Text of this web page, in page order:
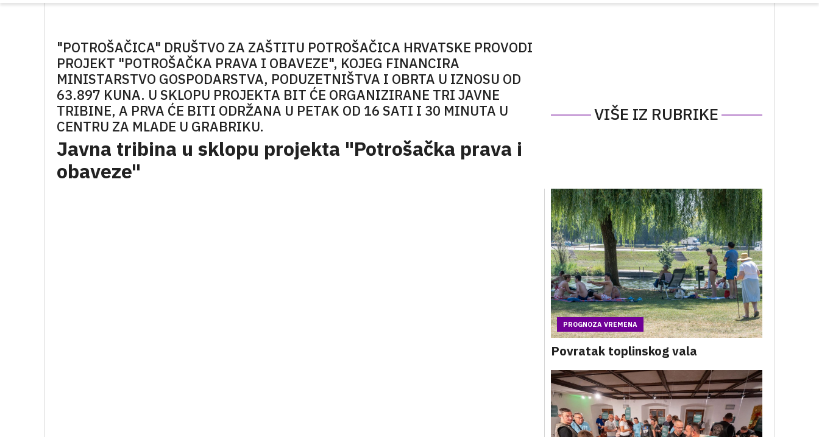
"POTROŠAČICA" DRUŠTVO ZA ZAŠTITU POTROŠAČICA HRVATSKE PROVODI
PROJEKT "POTROŠAČKA PRAVA I OBAVEZE", KOJEG FINANCIRA
MINISTARSTVO GOSPODARSTVA, PODUZETNIŠTVA I OBRTA U IZNOSU OD
63.897 KUNA. U SKLOPU PROJEKTA BIT ĆE ORGANIZIRANE TRI JAVNE
TRIBINE, A PRVA ĆE BITI ODRŽANA U PETAK OD 16 SATI I 30 MINUTA U
CENTRU ZA MLADE U GRABRIKU.
Javna tribina u sklopu projekta "Potrošačka prava i
obaveze"
VIŠE IZ RUBRIKE
PROGNOZA VREMENA
Povratak toplinskog vala